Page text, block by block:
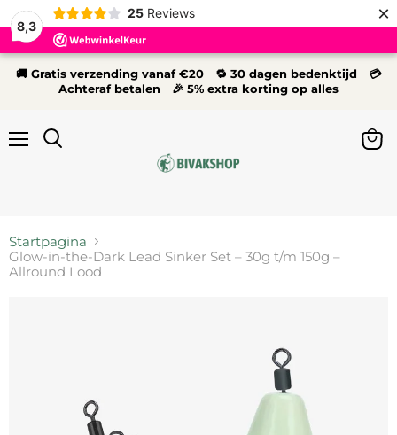
8,3
25 Reviews ×
🚚 Gratis verzending vanaf €20 🔁 30 dagen bedenktijd 💳
Achteraf betalen 🎉 5% extra korting op alles
Startpagina
Glow-in-the-Dark Lead Sinker Set – 30g t/m 150g –
Allround Lood